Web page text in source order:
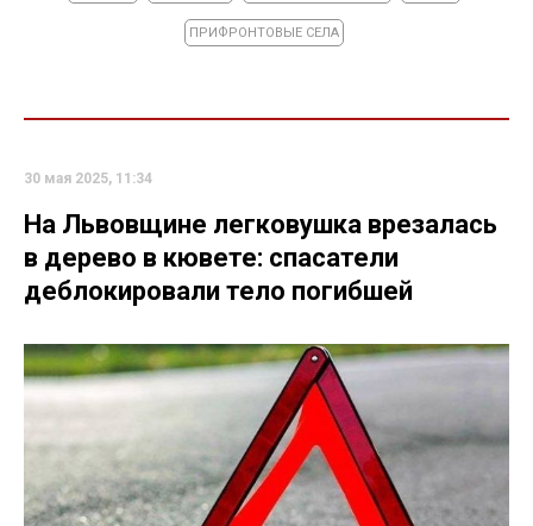
ПРИФРОНТОВЫЕ СЕЛА
30 мая 2025, 11:34
На Львовщине легковушка врезалась
в дерево в кювете: спасатели
деблокировали тело погибшей